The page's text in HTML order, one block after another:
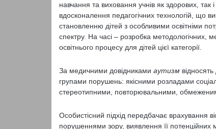
навчання та виховання учнів як здорових,
вдосконалення педагогічних технологій, що
становленню дітей з особливими освітніми
спектру. На часі – розробка методологічних,
освітнього процесу для дітей цієї категорії.
За медичними довідниками аутизмвідносять
групами порушень: якісними розладами
стереотипними, повторювальними,
Особистісний підхід передбачає врахування
порушеннями зору, виявлення її потенційних